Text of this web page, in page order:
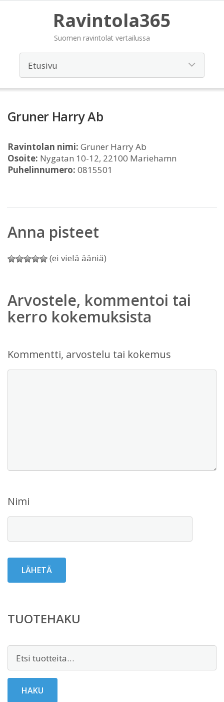
Ravintola365
Suomen ravintolat vertailussa
Gruner Harry Ab
Ravintolan nimi: Gruner Harry Ab
Osoite: Nygatan 10-12, 22100 Mariehamn
Puhelinnumero: 0815501
Anna pisteet
(ei vielä ääniä)
Arvostele, kommentoi tai
kerro kokemuksista
Kommentti, arvostelu tai kokemus
Nimi
TUOTEHAKU
HAKU